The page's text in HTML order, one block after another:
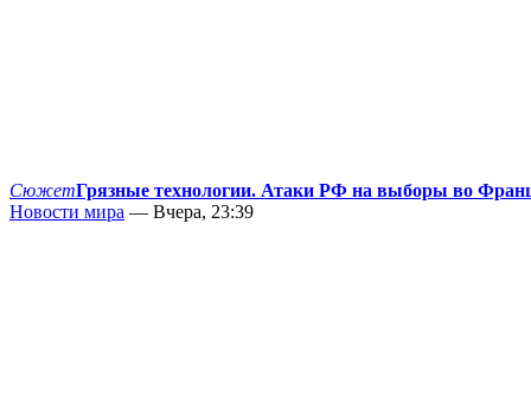
СюжетГрязные технологии. Атаки РФ на выборы во
Новости мира — Вчера, 23:39